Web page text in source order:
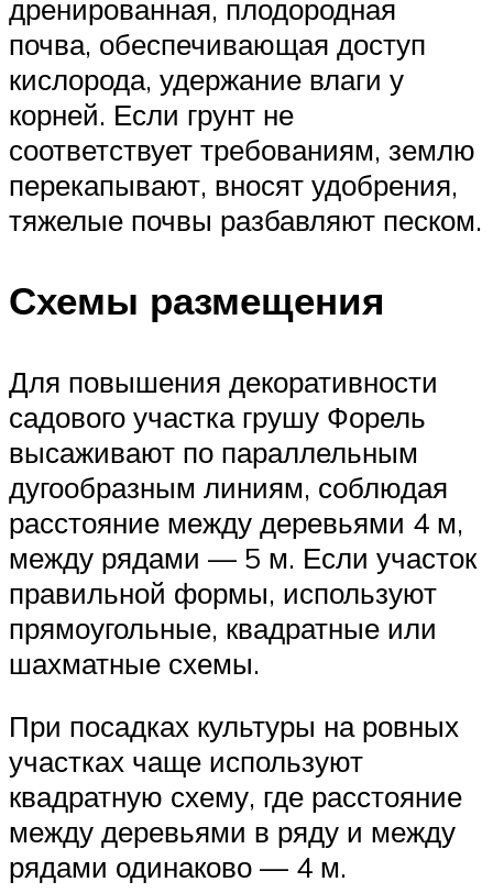
дренированная, плодородная
почва, обеспечивающая доступ
кислорода, удержание влаги у
корней. Если грунт не
соответствует требованиям, землю
перекапывают, вносят удобрения,
тяжелые почвы разбавляют песком.
Схемы размещения
Для повышения декоративности
садового участка грушу Форель
высаживают по параллельным
дугообразным линиям, соблюдая
расстояние между деревьями 4 м,
между рядами — 5 м. Если участок
правильной формы, используют
прямоугольные, квадратные или
шахматные схемы.
При посадках культуры на ровных
участках чаще используют
квадратную схему, где расстояние
между деревьями в ряду и между
рядами одинаково — 4 м.